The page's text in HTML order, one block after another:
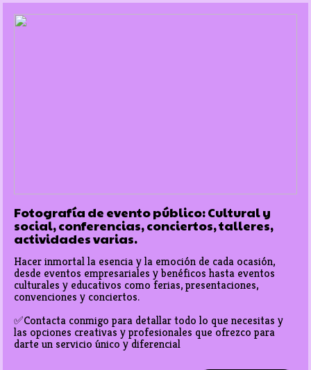
Fotografía de evento público: Cultural y
social, conferencias, conciertos, talleres,
actividades varias.
Hacer inmortal la esencia y la emoción de cada ocasión,
desde eventos empresariales y benéficos hasta eventos
culturales y educativos como ferias, presentaciones,
convenciones y conciertos.
✅Contacta conmigo para detallar todo lo que necesitas y
las opciones creativas y profesionales que ofrezco para
darte un servicio único y diferencial